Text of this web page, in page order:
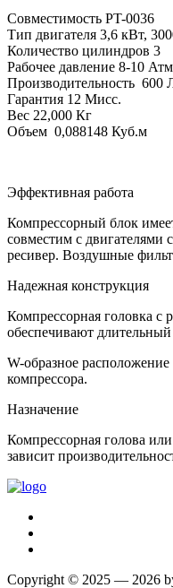
Совместимость PT-0036
Тип двигателя 3,6 кВт,
Количество цилиндров 3
Рабочее давление 8-10
Производительность 600
Гарантия 12 Мисс.
Вес 22,000 Кг
Объем 0,088148 Куб.м
Эффективная работа
Компрессорный блок
совместим с двигателями
ресивер. Воздушные
Надежная конструкция
Компрессорная головка с
обеспечивают
W-образное
компрессора.
Назначение
Компрессорная голова
зависит
Copyright © 2025 — 2026